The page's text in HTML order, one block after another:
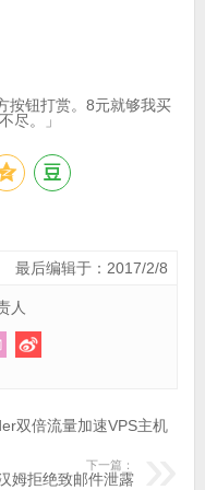
按钮打赏。8元就够我买
尽。」
最后编辑于：2017/2/8
人
双倍流量加速VPS主机
下一篇：
姆拒绝致邮件泄露